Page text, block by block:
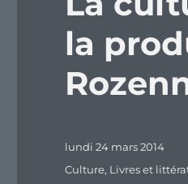
la
Publié
lundi 24 mars 2014
Catégories
Culture, Livres et